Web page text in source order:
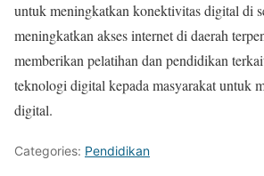
untuk meningkatkan konektivitas digital di
meningkatkan akses internet di daerah
memberikan pelatihan dan pendidikan
teknologi digital kepada masyarakat untuk
digital.
Categories: Pendidikan